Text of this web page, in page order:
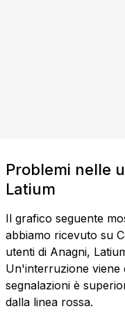
Problemi nelle
Latium
Il grafico seguente
abbiamo ricevuto su
utenti di Anagni,
Un'interruzione viene
segnalazioni è
dalla linea rossa.